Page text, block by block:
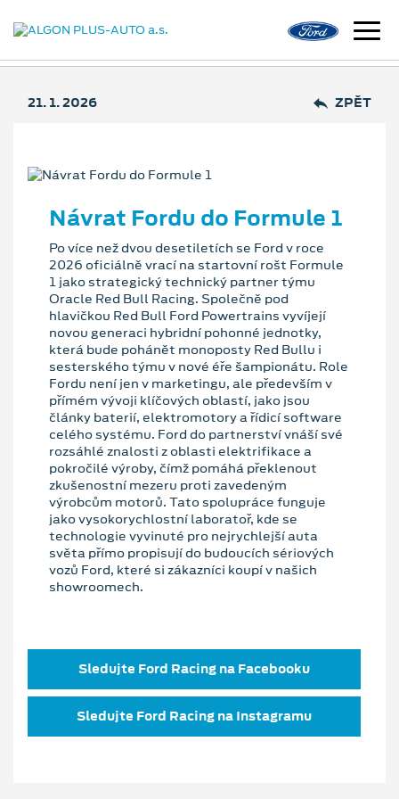
21. 1. 2026 ZPĚT
Návrat Fordu do Formule 1
Po více než dvou desetiletích se Ford v roce
2026 oficiálně vrací na startovní rošt Formule
1 jako strategický technický partner týmu
Oracle Red Bull Racing. Společně pod
hlavičkou Red Bull Ford Powertrains vyvíjejí
novou generaci hybridní pohonné jednotky,
která bude pohánět monoposty Red Bullu i
sesterského týmu v nové éře šampionátu. Role
Fordu není jen v marketingu, ale především v
přímém vývoji klíčových oblastí, jako jsou
články baterií, elektromotory a řídicí software
celého systému. Ford do partnerství vnáší své
rozsáhlé znalosti z oblasti elektrifikace a
pokročilé výroby, čímž pomáhá překlenout
zkušenostní mezeru proti zavedeným
výrobcům motorů. Tato spolupráce funguje
jako vysokorychlostní laboratoř, kde se
technologie vyvinuté pro nejrychlejší auta
světa přímo propisují do budoucích sériových
vozů Ford, které si zákazníci koupí v našich
showroomech.
Sledujte Ford Racing na Facebooku
Sledujte Ford Racing na Instagramu